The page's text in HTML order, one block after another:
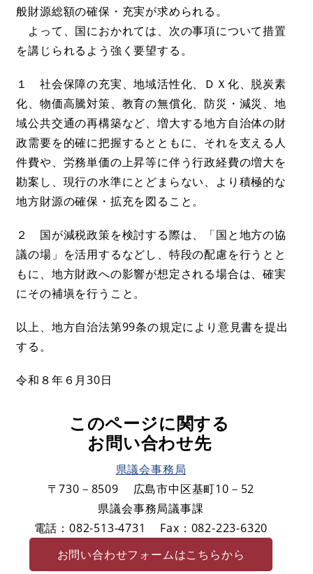
般財源総額の確保・充実が求められる。
よって、国におかれては、次の事項について措置
を講じられるよう強く要望する。
１ 社会保障の充実、地域活性化、ＤＸ化、脱炭素
化、物価高騰対策、教育の無償化、防災・減災、地
域公共交通の再構築など、増大する地方自治体の財
政需要を的確に把握するとともに、それを支える人
件費や、労務単価の上昇等に伴う行政経費の増大を
勘案し、現行の水準にとどまらない、より積極的な
地方財源の確保・拡充を図ること。
２ 国が減税政策を検討する際は、「国と地方の協
議の場」を活用するなどし、特段の配慮を行うとと
もに、地方財政への影響が想定される場合は、確実
にその補塡を行うこと。
以上、地方自治法第99条の規定により意見書を提出
する。
令和８年６月30日
このページに関する
お問い合わせ先
県議会事務局
〒730－8509
広島市中区基町10－52
県議会事務局議事課
電話：082-513-4731
Fax：082-223-6320
お問い合わせフォームはこちらから